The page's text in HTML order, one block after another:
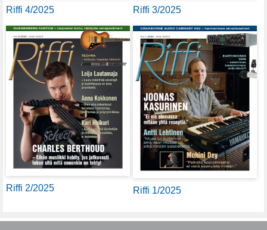
Riffi 4/2025 Riffi 3/2025
Riffi 2/2025 Riffi 1/2025